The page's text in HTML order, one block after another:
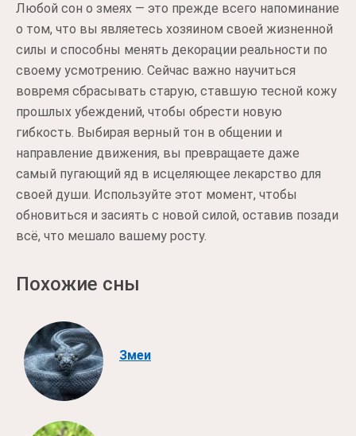
Любой сон о змеях — это прежде всего напоминание
о том, что вы являетесь хозяином своей жизненной
силы и способны менять декорации реальности по
своему усмотрению. Сейчас важно научиться
вовремя сбрасывать старую, ставшую тесной кожу
прошлых убеждений, чтобы обрести новую
гибкость. Выбирая верный тон в общении и
направление движения, вы превращаете даже
самый пугающий яд в исцеляющее лекарство для
своей души. Используйте этот момент, чтобы
обновиться и засиять с новой силой, оставив позади
всё, что мешало вашему росту.
Похожие сны
Змеи